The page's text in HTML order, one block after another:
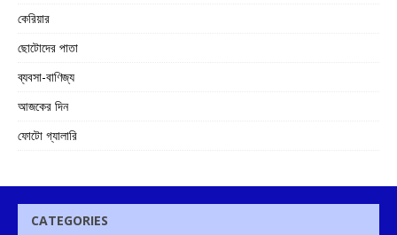
কেরিয়ার
ছোটোদের পাতা
ব্যবসা-বাণিজ্য
আজকের দিন
ফোটো গ্যালারি
CATEGORIES